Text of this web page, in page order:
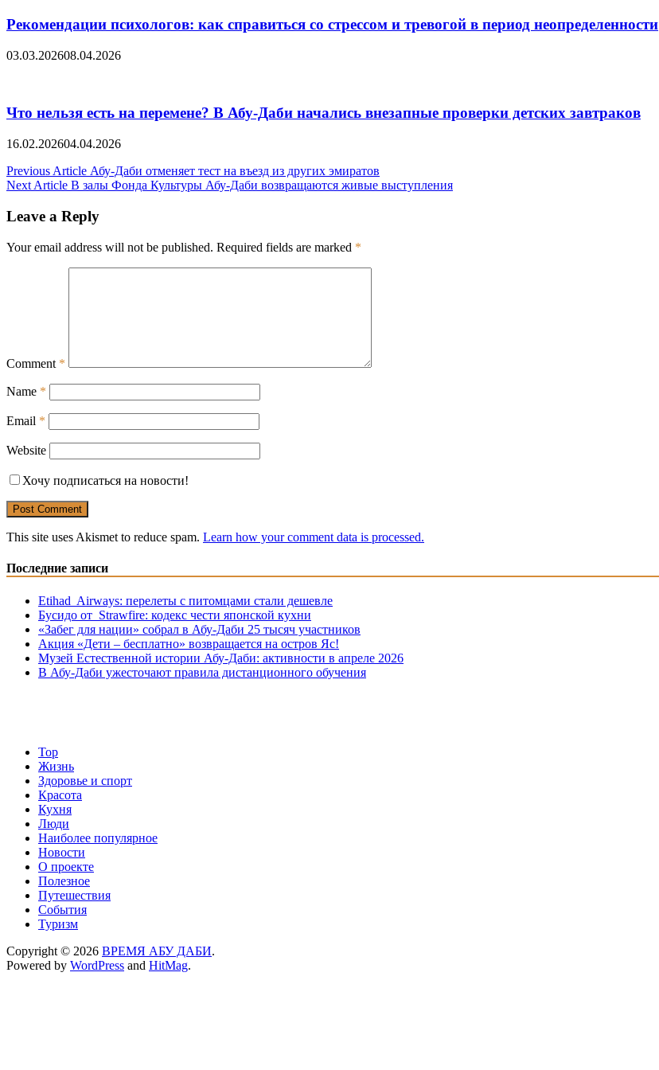
Рекомендации психологов: как справиться со стрессом и тревогой в период неопределенности
03.03.202608.04.2026
Что нельзя есть на перемене? В Абу-Даби начались внезапные проверки детских завтраков
16.02.202604.04.2026
Post
navigation
Previous Article Абу-Даби отменяет тест на въезд из других эмиратов
Next Article В залы Фонда Культуры Абу-Даби возвращаются живые выступления
Leave a Reply
Your email address will not be published. Required fields are marked *
Comment *
Name *
Email *
Website
Хочу подписаться на новости!
This site uses Akismet to reduce spam. Learn how your comment data is processed.
Последние записи
Etihad Airways: перелеты с питомцами стали дешевле
Бусидо от Strawfire: кодекс чести японской кухни
«Забег для нации» собрал в Абу-Даби 25 тысяч участников
Акция «Дети – бесплатно» возвращается на остров Яс!
Музей Eстественной истории Абу-Даби: активности в апреле 2026
В Абу-Даби ужесточают правила дистанционного обучения
Top
Жизнь
Здоровье и спорт
Красота
Кухня
Люди
Наиболее популярное
Новости
О проекте
Полезное
Путешествия
События
Туризм
Copyright © 2026 ВРЕМЯ АБУ ДАБИ.
Powered by WordPress and HitMag.